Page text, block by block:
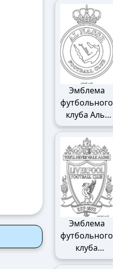
Эмблема
футбольного
клуба Аль-
Наср
Эмблема
футбольного
клуба
Ливерпуля